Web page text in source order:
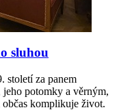
sluhou
století za panem
potomky a věrným,
komplikuje život.